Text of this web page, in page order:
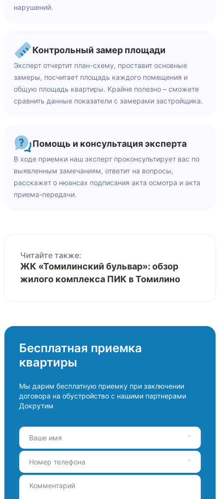
нарушений.
Контрольный замер площади
Эксперт отчертит план-схему, проставит основные
замеры, посчитает площадь каждого помещения и
общую площадь квартиры. Крайне полезно – сможете
сравнить данные показатели с замерами застройщика.
Помощь и консультация эксперта
В ходе приемки наш эксперт проконсультирует вас по
выявленным замечаниям, ответит на вопросы,
расскажет о нюансах подписания акта осмотра и акта
приема-передачи.
Читайте также:
ЖК «Томилинский бульвар»: обзор
жилого комплекса ПИК в Томилино
Бесплатная приемка
квартиры
Мы дарим бесплатную приемку при заключении
договора на обустройство с нашими партнерами
Докрутим
Ваше имя
Номер телефона